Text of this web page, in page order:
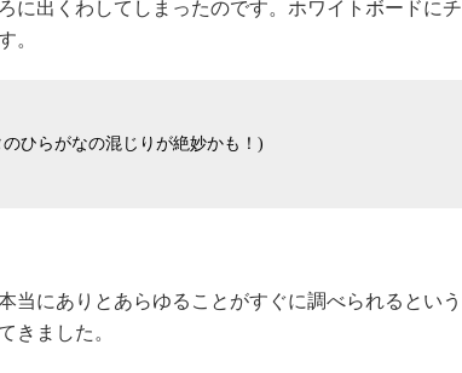
に出くわしてしまったのです。ホワイトボードにチ
。
ひらがなの混じりが絶妙かも！)
当にありとあらゆることがすぐに調べられるという
きました。